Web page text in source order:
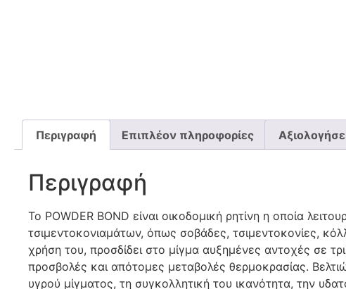
Περιγραφή Επιπλέον πληροφορίες
Περιγραφή
Το POWDER BOND είναι οικοδομική ρητίνη η οποία
τσιμεντοκονιαμάτων, όπως σοβάδες, τσιμεντοκονίες,
χρήση του, προσδίδει στο μίγμα αυξημένες αντοχές σε
προσβολές και απότομες μεταβολές θερμοκρασίας.
υγρού μίγματος, τη συγκολλητική του ικανότητα, την